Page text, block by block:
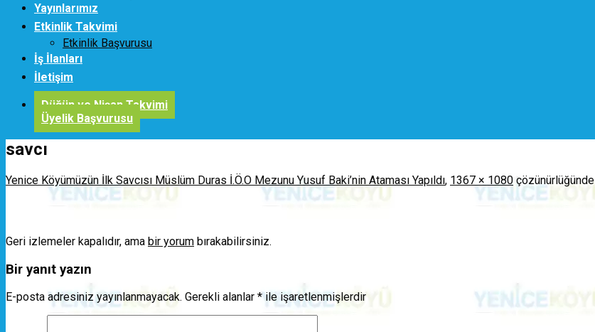
Yayınlarımız
Etkinlik Takvimi
Etkinlik Başvurusu
İş İlanları
İletişim
Düğün ve Nişan Takvimi
Üyelik Başvurusu
savcı
Yenice Köyümüzün İlk Savcısı Müslüm Duras İ.Ö.O Mezunu Yusuf Baki’nin Ataması Yapıldı, 1367 × 1080 çözünürlüğünde
Geri izlemeler kapalıdır, ama bir yorum bırakabilirsiniz.
Bir yanıt yazın
E-posta adresiniz yayınlanmayacak. Gerekli alanlar * ile işaretlenmişlerdir